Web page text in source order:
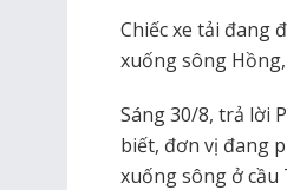
Chiếc xe tải đang
xuống sông
Sáng 30/8, trả lời
biết, đơn vị đang
xuống sông ở cầu